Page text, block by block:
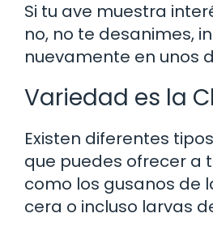
Si tu ave muestra
no, no te desanimes,
nuevamente en unos
Variedad es la
Existen diferentes
que puedes ofrecer a
como los gusanos de
cera o incluso larvas